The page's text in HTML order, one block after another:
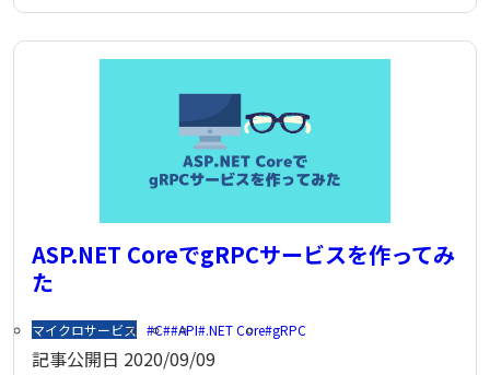
ASP.NET CoreでgRPCサービスを作ってみ
た
マイクロサービス C# API .NET Core gRPC
記事公開日 2020/09/09